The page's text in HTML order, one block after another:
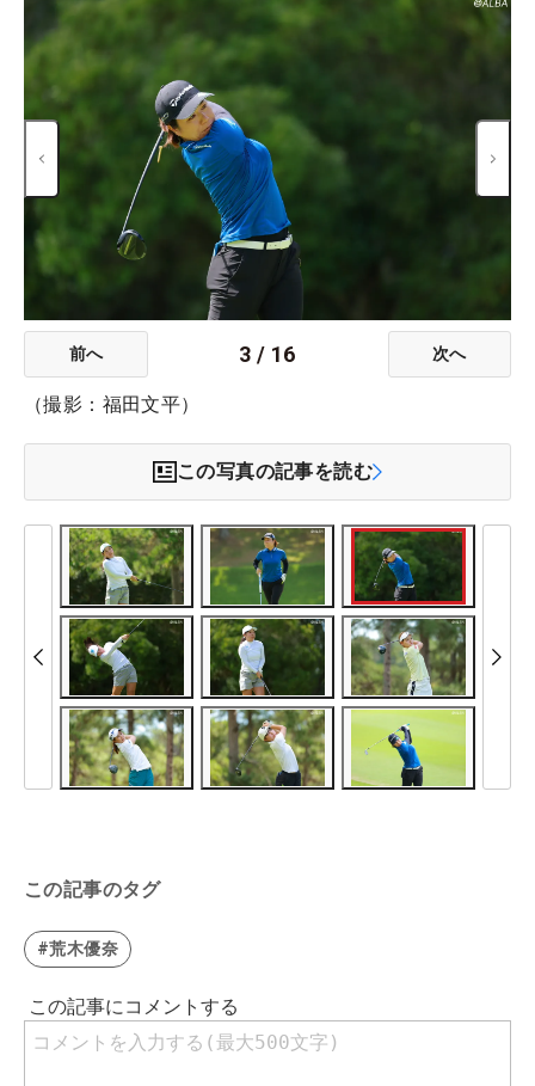
前へ 3 / 16 次へ
（撮影：福田文平）
この写真の記事を読む
この記事のタグ
#荒木優奈